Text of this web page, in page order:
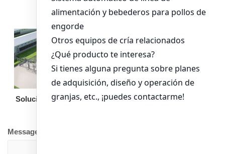
Solución llave en mano Otro equipo
Message